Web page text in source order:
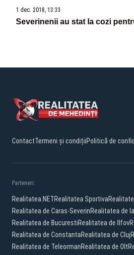
1 dec. 2018, 13:33
Severinenii au stat la cozi
ContactTermeni și condițiiPolitică de
Parteneri:
Realitatea.NETRealitatea Sportiva
Realitatea de Caras-SeverinRealitatea de
Realitatea de BucurestiRealitatea de Ilfov
Realitatea de ConstantaRealitatea de Cluj
Realitatea de TeleormanRealitatea de Olt